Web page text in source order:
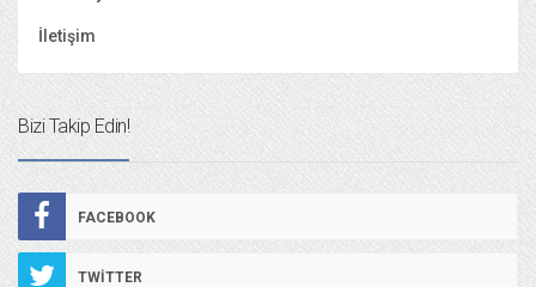
İletişim
Bizi Takip Edin!
FACEBOOK
TWITTER